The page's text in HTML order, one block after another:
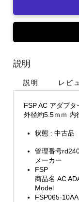
説明
説明 レビ
FSP AC アダプ
外径約5.5ｍｍ 内
状態 : 中古品
管理番号
メーカー
FSP
商品名 AC
Model
FSP065-